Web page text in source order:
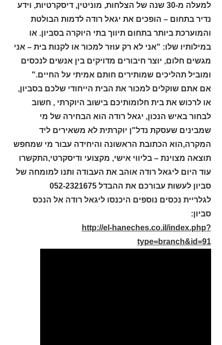
למעלה מ-30 שנה של הצלחות, מוניטין, דיסקרטיות, וידע
נדיר בתחום – הופכים את יגאל רודה לדמות הבולטת
והמוערכת ביותר בתחום תיווך בתי היוקרה בסביון. או
במילותיו שלו: "אני לא רק עוזר למכור או לקנות בית – אני
מגשים חלום, יוצר חיבורים מדויקים בין אנשים לנכסים
ומוביל תהליכים שמותירים חותם אמיתי על החיים."
אם אתם שוקלים למכור את הבית הייחודי שלכם בסביון,
או לרכוש את בית חלומותיכם בישוב היוקרתי , חשוב
לבחור באיש הנכון, יגאל רודה הוא הבחירה של מי
שמבינים שעסקת נדל"ן יוקרתית לא משאירים ליד
המקרה,הוא הכתובת הראשונה והיחידה עבור מי שמחפש
תוצאה מצוינת – בליווי אישי, מקצועי ודיסקרטי,התקשרו
עוד היום ליגאל רודה אוהב את העבודה ותנו למומחה של
סביון לעשות עבורכם את ההבדל 052-2321675
לגלריית נכסים נוספים היכנסו ליגאל רודה אל הנכס
סביון:
http://el-haneches.co.il/index.php?
type=branch&id=91